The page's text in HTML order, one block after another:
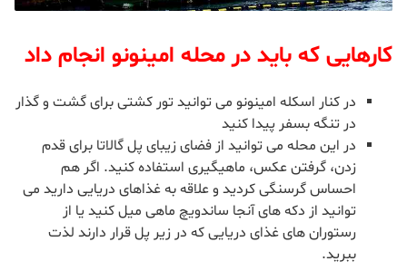
کارهایی که باید در محله امینونو انجام داد
در کنار اسکله امینونو می توانید تور کشتی برای گشت و گذار
در تنگه بسفر پیدا کنید
در این محله می توانید از فضای زیبای پل گالاتا برای قدم
زدن، گرفتن عکس، ماهیگیری استفاده کنید. اگر هم
احساس گرسنگی کردید و علاقه به غذاهای دریایی دارید می
توانید از دکه های آنجا ساندویچ ماهی میل کنید یا از
رستوران های غذای دریایی که در زیر پل قرار دارند لذت
ببرید.